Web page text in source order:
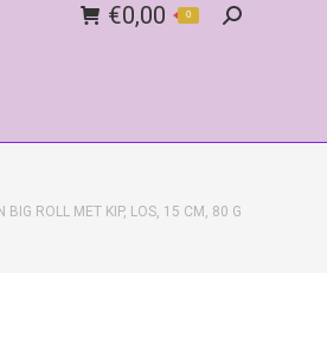
€0,00 0 Search:
BIG ROLL MET KIP, LOS, 15 CM, 80 G